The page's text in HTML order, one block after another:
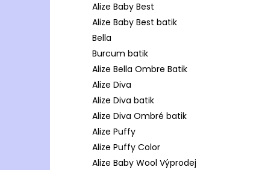
Alize Baby Best
Alize Baby Best batik
Bella
Burcum batik
Alize Bella Ombre Batik
Alize Diva
Alize Diva batik
Alize Diva Ombré batik
Alize Puffy
Alize Puffy Color
Alize Baby Wool Výprodej